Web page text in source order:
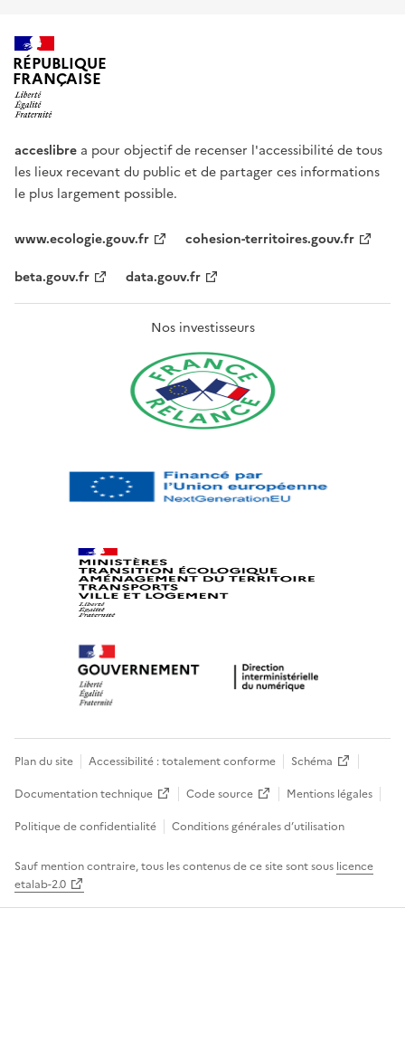
RÉPUBLIQUE
FRANÇAISE
acceslibre a pour objectif de recenser l'accessibilité de tous
les lieux recevant du public et de partager ces informations
le plus largement possible.
www.ecologie.gouv.fr
cohesion-territoires.gouv.fr
beta.gouv.fr
data.gouv.fr
Nos investisseurs
Plan du site Accessibilité : totalement conforme
Schéma
Documentation technique
Code source
Mentions légales
Politique de confidentialité
Conditions générales d’utilisation
Sauf mention contraire, tous les contenus de ce site sont sous licence
etalab-2.0